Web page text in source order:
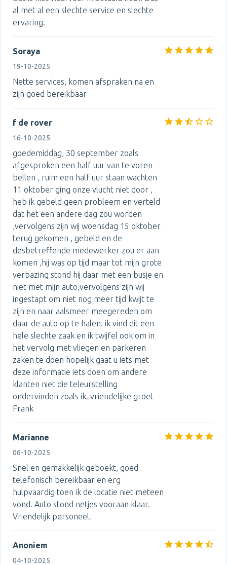
al met al een slechte service en slechte
ervaring.
Soraya
19-10-2025
Nette services, komen afspraken na en
zijn goed bereikbaar
f de rover
16-10-2025
goedemiddag, 30 september zoals
afgesproken een half uur van te voren
bellen , ruim een half uur staan wachten
11 oktober ging onze vlucht niet door ,
heb ik gebeld geen probleem en verteld
dat het een andere dag zou worden
,vervolgens zijn wij woensdag 15 oktober
terug gekomen , gebeld en de
desbetreffende medewerker zou er aan
komen ,hij was op tijd maar tot mijn grote
verbazing stond hij daar met een busje en
niet met mijn auto,vervolgens zijn wij
ingestapt om niet nog meer tijd kwijt te
zijn en naar aalsmeer meegereden om
daar de auto op te halen. ik vind dit een
hele slechte zaak en ik twijfel ook om in
het vervolg met vliegen en parkeren
zaken te doen hopelijk gaat u iets met
deze informatie iets doen om andere
klanten niet die teleurstelling
ondervinden zoals ik. vriendelijke groet
Frank
Marianne
06-10-2025
Snel en gemakkelijk geboekt, goed
telefonisch bereikbaar en erg
hulpvaardig toen ik de locatie niet meteen
vond. Auto stond netjes vooraan klaar.
Vriendelijk personeel.
Anoniem
04-10-2025